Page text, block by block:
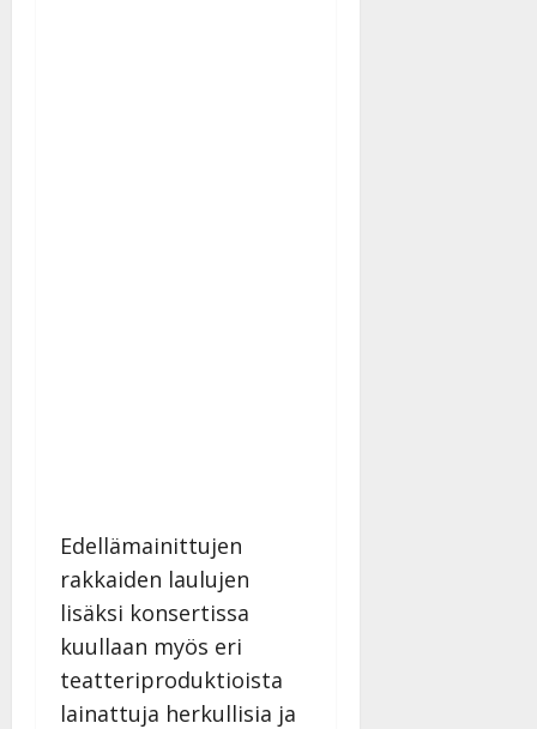
Edellämainittujen
rakkaiden laulujen
lisäksi konsertissa
kuullaan myös eri
teatteriproduktioista
lainattuja herkullisia ja